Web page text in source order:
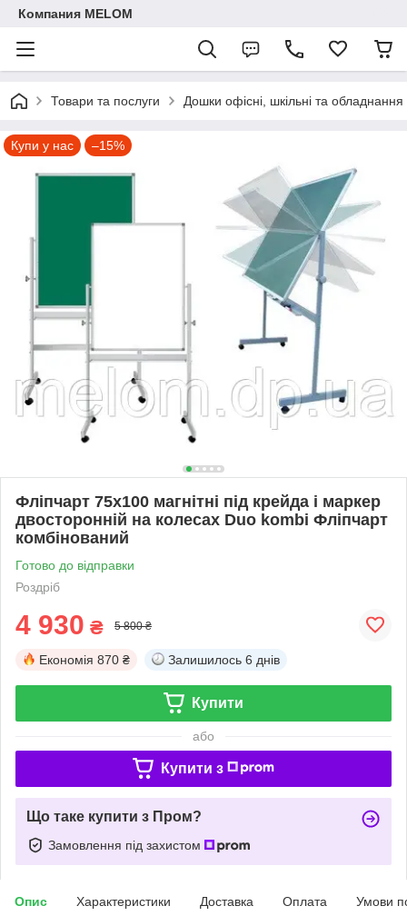
Компания MELOM
Товари та послуги Дошки офісні, шкільні та
Купи у нас –15%
Фліпчарт 75х100 магнітні під крейда і маркер
двосторонній на колесах Duo kombi Фліпчарт
комбінований
Готово до відправки
Роздріб
4 930 ₴ 5 800 ₴
Економія 870 ₴ Залишилось 6 днів
Купити
або
Купити з
Що таке купити з Пром?
Замовлення під захистом
Опис Характеристики Доставка Оплата Умови